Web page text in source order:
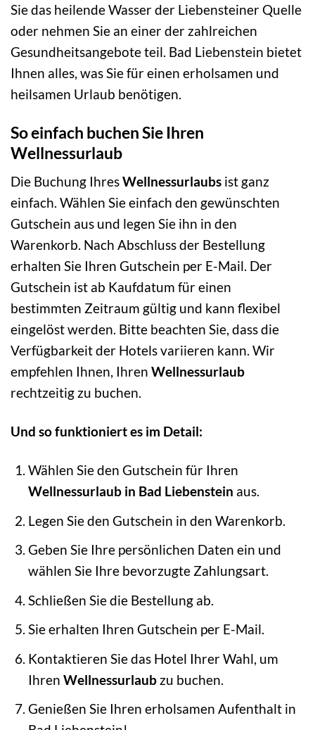
Sie das heilende Wasser der Liebensteiner Quelle
oder nehmen Sie an einer der zahlreichen
Gesundheitsangebote teil. Bad Liebenstein bietet
Ihnen alles, was Sie für einen erholsamen und
heilsamen Urlaub benötigen.
So einfach buchen Sie Ihren
Wellnessurlaub
Die Buchung IhresWellnessurlaubs ist ganz
einfach. Wählen Sie einfach den gewünschten
Gutschein aus und legen Sie ihn in den
Warenkorb. Nach Abschluss der Bestellung
erhalten Sie Ihren Gutschein per E-Mail. Der
Gutschein ist ab Kaufdatum für einen
bestimmten Zeitraum gültig und kann flexibel
eingelöst werden. Bitte beachten Sie, dass die
Verfügbarkeit der Hotels variieren kann. Wir
empfehlen Ihnen, Ihren Wellnessurlaub
rechtzeitig zu buchen.
Und so funktioniert es im Detail:
Wählen Sie den Gutschein für Ihren
Wellnessurlaub in Bad Liebenstein aus.
Legen Sie den Gutschein in den Warenkorb.
Geben Sie Ihre persönlichen Daten ein und
wählen Sie Ihre bevorzugte Zahlungsart.
Schließen Sie die Bestellung ab.
Sie erhalten Ihren Gutschein per E-Mail.
Kontaktieren Sie das Hotel Ihrer Wahl, um
Ihren Wellnessurlaubzu buchen.
Genießen Sie Ihren erholsamen Aufenthalt in